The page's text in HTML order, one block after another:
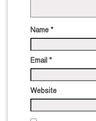
Name *
Email *
Website